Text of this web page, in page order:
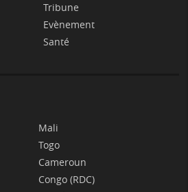
Tribune
Evènement
Santé
Mali
Togo
Cameroun
Congo (RDC)